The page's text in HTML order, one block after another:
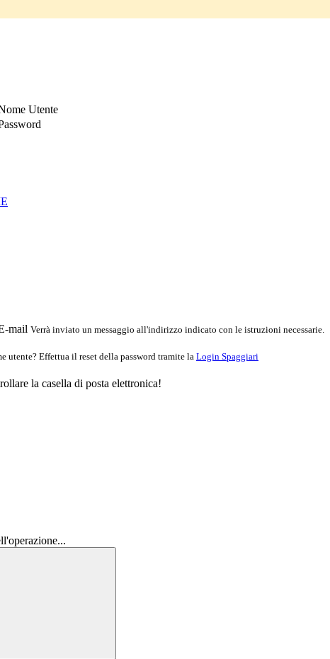
Utente
mail Verrà inviato un messaggio all'indirizzo indicato con le istruzioni necessarie.
utente? Effettua il reset della password tramite la Login Spaggiari
la casella di posta elettronica!